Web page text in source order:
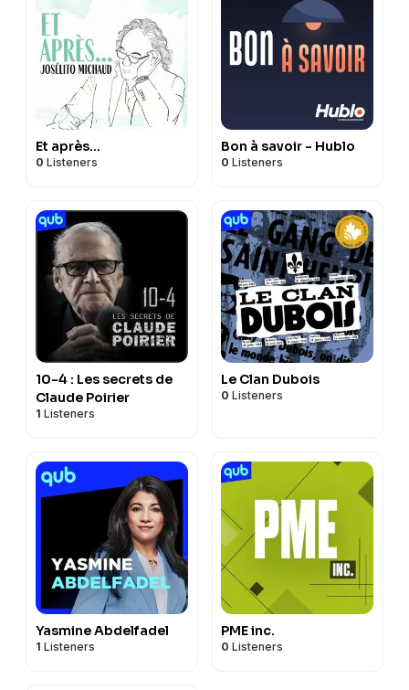
Et après...
0 Listeners
Bon à savoir - Hublo
0 Listeners
10-4 : Les secrets de
Claude Poirier
1 Listeners
Le Clan Dubois
0 Listeners
Yasmine Abdelfadel
1 Listeners
PME inc.
0 Listeners